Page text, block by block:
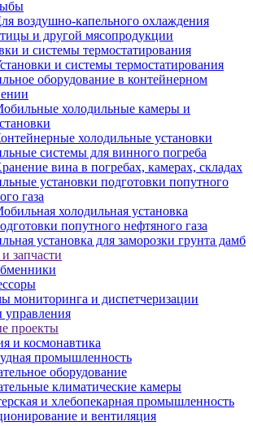
воздушно-капельного охлаждения
и другой мясопродукции
и системы термостатирования
и системы термостатирования
оборудование в контейнерном
холодильные камеры и
холодильные установки
системы для винного погреба
вина в погребах, камерах, складах
установки подготовки попутного
газа
холодильная установка
попутного нефтяного газа
установка для заморозки грунта дамб
запчасти
мониторинга и диспетчеризации
проекты
и космонавтика
промышленность
оборудование
климатические камеры
и хлебопекарная промышленность
и вентиляция